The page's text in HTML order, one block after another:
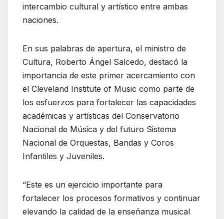
intercambio cultural y artístico entre ambas
naciones.
En sus palabras de apertura, el ministro de
Cultura, Roberto Ángel Salcedo, destacó la
importancia de este primer acercamiento con
el Cleveland Institute of Music como parte de
los esfuerzos para fortalecer las capacidades
académicas y artísticas del Conservatorio
Nacional de Música y del futuro Sistema
Nacional de Orquestas, Bandas y Coros
Infantiles y Juveniles.
“Este es un ejercicio importante para
fortalecer los procesos formativos y continuar
elevando la calidad de la enseñanza musical